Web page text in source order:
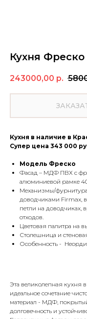
Кухня Фреско
243000,00 р.
Кухня в наличие в
Супер цена 343 000
Модель Фреско
Фасад – МДФ ПВХ с
алюминиевой рамке
Механизмы/
доводчиками Firmax,
петли на доводчиках,
отходов.
Цветовая палитра на
Столешница и
Особенность -
Эта великолепная кухня
идеальное сочетание
материал - МДФ,
долговечность и